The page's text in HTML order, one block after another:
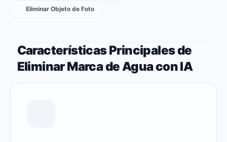
Eliminar Objeto de Foto
Características Principales de
Eliminar Marca de Agua con IA